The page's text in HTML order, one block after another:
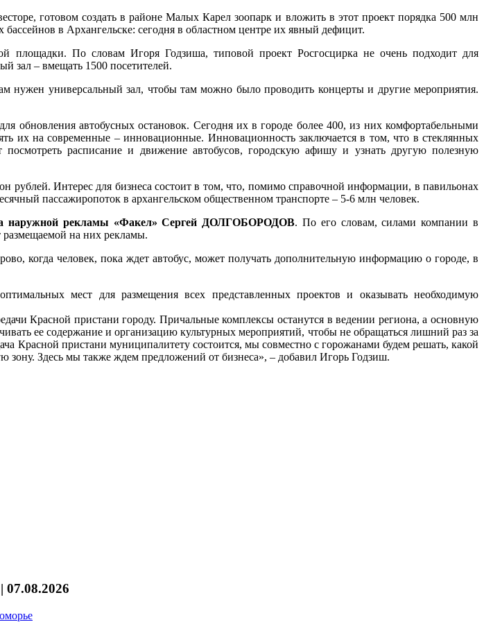
готовом создать в районе Малых Карел зоопарк и вложить в этот проект порядка 500 млн
в Архангельске: сегодня в областном центре их явный дефицит.
площадки. По словам Игоря Годзиша, типовой проект Росгосцирка не очень подходит для
зал – вмещать 1500 посетителей.
нужен универсальный зал, чтобы там можно было проводить концерты и другие мероприятия.
обновления автобусных остановок. Сегодня их в городе более 400, из них комфортабельными
их на современные – инновационные. Инновационность заключается в том, что в стеклянных
расписание и движение автобусов, городскую афишу и узнать другую полезную
рублей. Интерес для бизнеса состоит в том, что, помимо справочной информации, в павильонах
пассажиропоток в архангельском общественном транспорте – 5-6 млн человек.
наружной рекламы «Факел» Сергей ДОЛГОБОРОДОВ. По его словам, силами компании в
размещаемой на них рекламы.
когда человек, пока ждет автобус, может получать дополнительную информацию о городе, в
мест для размещения всех представленных проектов и оказывать необходимую
Красной пристани городу. Причальные комплексы останутся в ведении региона, а основную
ее содержание и организацию культурных мероприятий, чтобы не обращаться лишний раз за
Красной пристани муниципалитету состоится, мы совместно с горожанами будем решать, какой
зону. Здесь мы также ждем предложений от бизнеса», – добавил Игорь Годзиш.
| 07.08.2026